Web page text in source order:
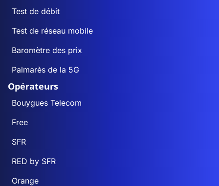
Test de débit
Test de réseau mobile
Baromètre des prix
Palmarès de la 5G
Opérateurs
Bouygues Telecom
Free
SFR
RED by SFR
Orange